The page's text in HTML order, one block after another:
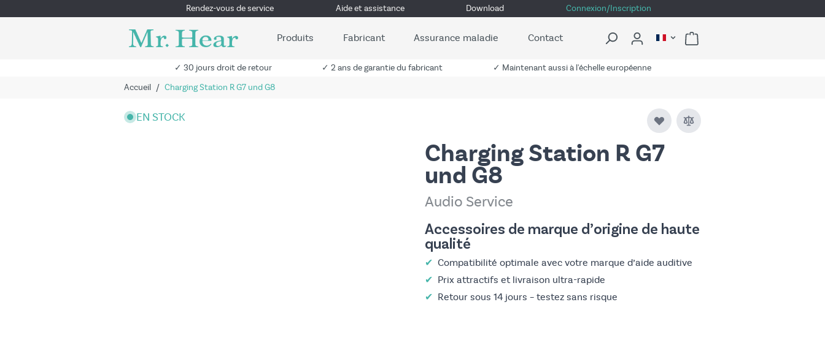
Rendez-vous de service Aide et assistance Download Connexion/Inscription
Produits Fabricant Assurance maladie Contact
✓ 30 jours droit de retour ✓ 2 ans de garantie du fabricant
✓ Maintenant aussi à l'échelle européenne
Accueil / Charging Station R G7 und G8
Charging Station R G7
und G8
Audio Service
Accessoires de marque d’origine de haute
qualité
✔ Compatibilité optimale avec votre marque d’aide auditive
✔ Prix attractifs et livraison ultra-rapide
✔ Retour sous 14 jours – testez sans risque
EN STOCK